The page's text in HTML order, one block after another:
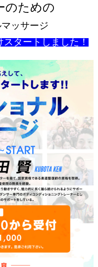
のための
ッサージ
タートしました！